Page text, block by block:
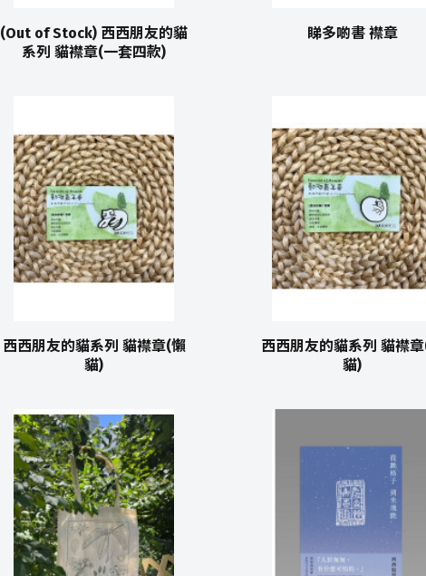
(Out of Stock) 西西朋友的貓
系列 貓襟章(一套四款)
睇多啲書 襟章
西西朋友的貓系列 貓襟章(懶
貓)
西西朋友的貓系列 貓襟
貓)